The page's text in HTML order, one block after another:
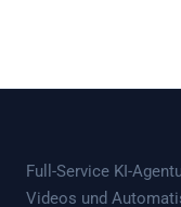
Full-Service KI-
Videos und